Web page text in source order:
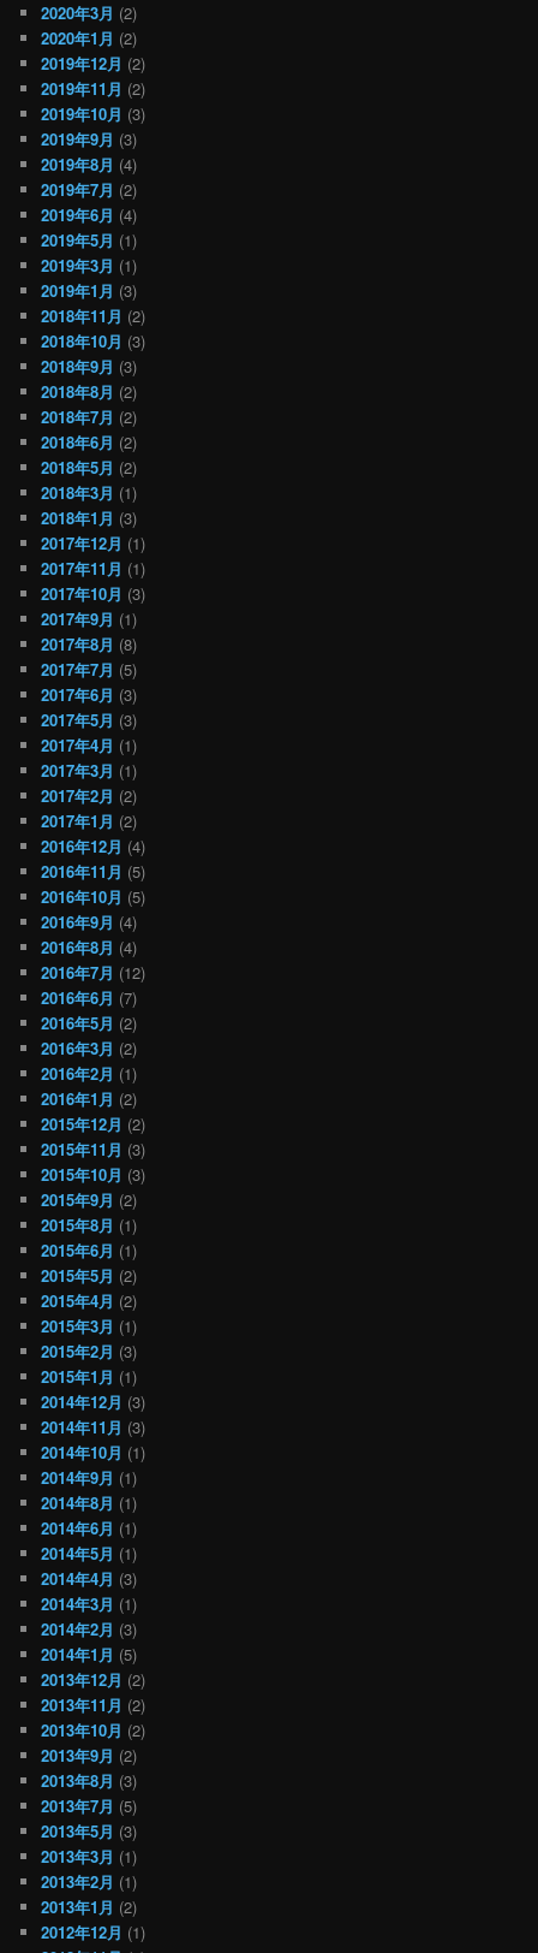
2020年3月 (2)
2020年1月 (2)
2019年12月 (2)
2019年11月 (2)
2019年10月 (3)
2019年9月 (3)
2019年8月 (4)
2019年7月 (2)
2019年6月 (4)
2019年5月 (1)
2019年3月 (1)
2019年1月 (3)
2018年11月 (2)
2018年10月 (3)
2018年9月 (3)
2018年8月 (2)
2018年7月 (2)
2018年6月 (2)
2018年5月 (2)
2018年3月 (1)
2018年1月 (3)
2017年12月 (1)
2017年11月 (1)
2017年10月 (3)
2017年9月 (1)
2017年8月 (8)
2017年7月 (5)
2017年6月 (3)
2017年5月 (3)
2017年4月 (1)
2017年3月 (1)
2017年2月 (2)
2017年1月 (2)
2016年12月 (4)
2016年11月 (5)
2016年10月 (5)
2016年9月 (4)
2016年8月 (4)
2016年7月 (12)
2016年6月 (7)
2016年5月 (2)
2016年3月 (2)
2016年2月 (1)
2016年1月 (2)
2015年12月 (2)
2015年11月 (3)
2015年10月 (3)
2015年9月 (2)
2015年8月 (1)
2015年6月 (1)
2015年5月 (2)
2015年4月 (2)
2015年3月 (1)
2015年2月 (3)
2015年1月 (1)
2014年12月 (3)
2014年11月 (3)
2014年10月 (1)
2014年9月 (1)
2014年8月 (1)
2014年6月 (1)
2014年5月 (1)
2014年4月 (3)
2014年3月 (1)
2014年2月 (3)
2014年1月 (5)
2013年12月 (2)
2013年11月 (2)
2013年10月 (2)
2013年9月 (2)
2013年8月 (3)
2013年7月 (5)
2013年5月 (3)
2013年3月 (1)
2013年2月 (1)
2013年1月 (2)
2012年12月 (1)